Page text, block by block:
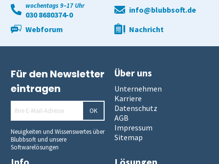
wochentags 9–17 Uhr
030 8680374-0
info@blubbsoft.de
Webforum
Nachricht
Für den Newsletter
eintragen
OK
Neuigkeiten und Wissenswertes über
Blubbsoft und unsere
Softwarelösungen
Über uns
Unternehmen
Karriere
Datenschutz
AGB
Impressum
Sitemap